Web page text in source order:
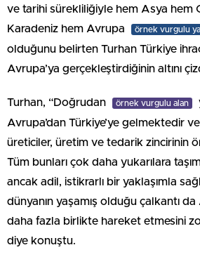
ve tarihi sürekliliğiyle hem Asya hem
Karadeniz hem Avrupa
örnek vurgulu
olduğunu belirten Turhan Türkiye
Avrupa’ya gerçekleştirdiğinin altını
Turhan, “Doğrudan örnek vurgulu alan
Avrupa’dan Türkiye’ye gelmektedir
üreticiler, üretim ve tedarik zincirinin
Tüm bunları çok daha yukarılara
ancak adil, istikrarlı bir yaklaşımla
dünyanın yaşamış olduğu çalkantı da
daha fazla birlikte hareket etmesini
diye konuştu.